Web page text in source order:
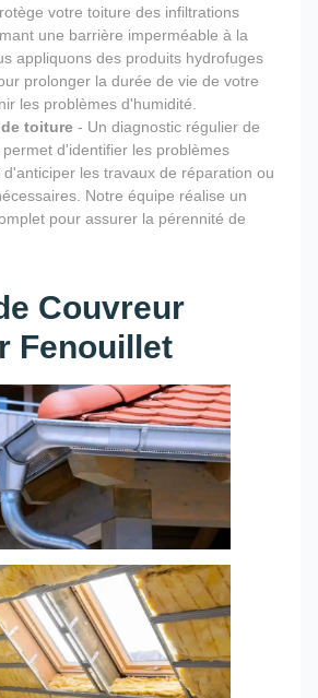
votre toiture des infiltrations
une barrière imperméable à la
appliquons des produits hydrofuges
prolonger la durée de vie de votre
les problèmes d'humidité.
toiture - Un diagnostic régulier de
d'identifier les problèmes
d'anticiper les travaux de réparation ou
Notre équipe réalise un
pour assurer la pérennité de
Couvreur
Fenouillet